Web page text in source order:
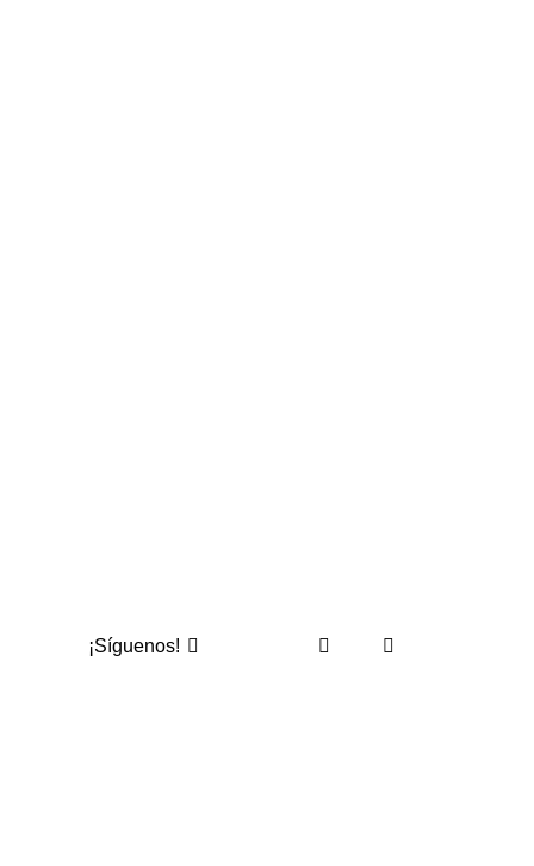
¡Síguenos!